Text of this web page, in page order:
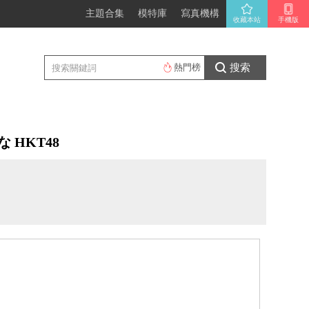
手機版
主題合集 模特庫 寫真機構
收藏本站
搜索
熱門榜
HKT48